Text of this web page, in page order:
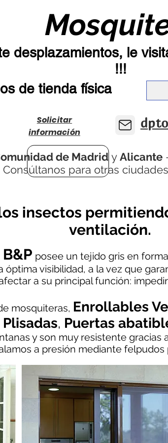
desplazamientos, le
!!!
de tienda física
Solicitar
información
de Madrid yAlicante
Consúltanos para otras
insectos
ventilación.
B&P posee un tejido gris en
óptima visibilidad, a la vez que
a su principal función:
mosquiteras, Enrollables
Plisadas, Puertas
y son muy resistente gracias
a presión mediante